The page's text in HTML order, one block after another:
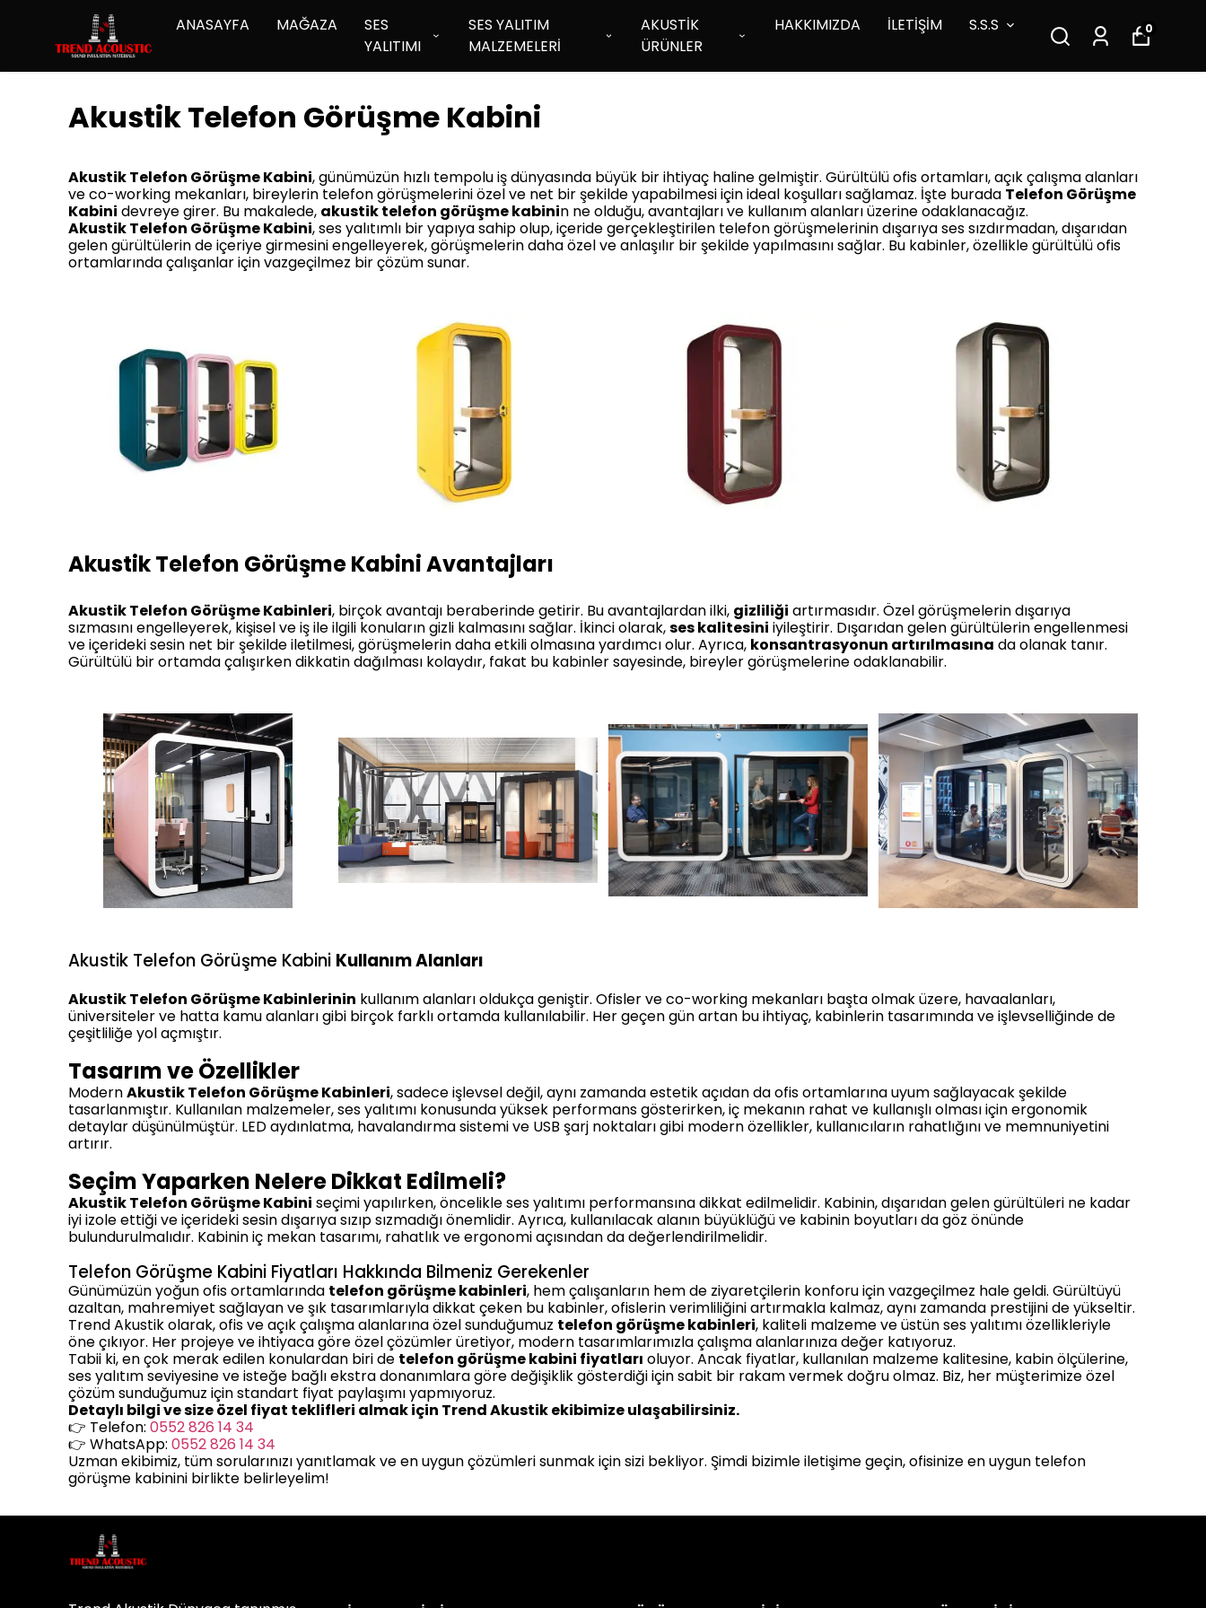
ANASAYFA MAĞAZA
SES
YALITIMI
SES YALITIM
MALZEMELERİ
AKUSTİK
ÜRÜNLER
HAKKIMIZDA İLETİŞİM S.S.S 0
Akustik Telefon Görüşme Kabini
Akustik Telefon Görüşme Kabini, günümüzün hızlı tempolu iş dünyasında büyük bir ihtiyaç haline gelmiştir. Gürültülü ofis ortamları, açık çalışma alanları
ve co-working mekanları, bireylerin telefon görüşmelerini özel ve net bir şekilde yapabilmesi için ideal koşulları sağlamaz. İşte burada Telefon Görüşme
Kabini devreye girer. Bu makalede, akustik telefon görüşme kabinin ne olduğu, avantajları ve kullanım alanları üzerine odaklanacağız.
Akustik Telefon Görüşme Kabini, ses yalıtımlı bir yapıya sahip olup, içeride gerçekleştirilen telefon görüşmelerinin dışarıya ses sızdırmadan, dışarıdan
gelen gürültülerin de içeriye girmesini engelleyerek, görüşmelerin daha özel ve anlaşılır bir şekilde yapılmasını sağlar. Bu kabinler, özellikle gürültülü ofis
ortamlarında çalışanlar için vazgeçilmez bir çözüm sunar.
Akustik Telefon Görüşme Kabini Avantajları
Akustik Telefon Görüşme Kabinleri, birçok avantajı beraberinde getirir. Bu avantajlardan ilki, gizliliği artırmasıdır. Özel görüşmelerin dışarıya
sızmasını engelleyerek, kişisel ve iş ile ilgili konuların gizli kalmasını sağlar. İkinci olarak,ses kalitesini iyileştirir. Dışarıdan gelen gürültülerin engellenmesi
ve içerideki sesin net bir şekilde iletilmesi, görüşmelerin daha etkili olmasına yardımcı olur. Ayrıca, konsantrasyonun artırılmasına da olanak tanır.
Gürültülü bir ortamda çalışırken dikkatin dağılması kolaydır, fakat bu kabinler sayesinde, bireyler görüşmelerine odaklanabilir.
Akustik Telefon Görüşme Kabini Kullanım Alanları
Akustik Telefon Görüşme Kabinlerinin kullanım alanları oldukça geniştir. Ofisler ve co-working mekanları başta olmak üzere, havaalanları,
üniversiteler ve hatta kamu alanları gibi birçok farklı ortamda kullanılabilir. Her geçen gün artan bu ihtiyaç, kabinlerin tasarımında ve işlevselliğinde de
çeşitliliğe yol açmıştır.
Tasarım ve Özellikler
ModernAkustik Telefon Görüşme Kabinleri, sadece işlevsel değil, aynı zamanda estetik açıdan da ofis ortamlarına uyum sağlayacak şekilde
tasarlanmıştır. Kullanılan malzemeler, ses yalıtımı konusunda yüksek performans gösterirken, iç mekanın rahat ve kullanışlı olması için ergonomik
detaylar düşünülmüştür. LED aydınlatma, havalandırma sistemi ve USB şarj noktaları gibi modern özellikler, kullanıcıların rahatlığını ve memnuniyetini
artırır.
Seçim Yaparken Nelere Dikkat Edilmeli?
Akustik Telefon Görüşme Kabini seçimi yapılırken, öncelikle ses yalıtımı performansına dikkat edilmelidir. Kabinin, dışarıdan gelen gürültüleri ne kadar
iyi izole ettiği ve içerideki sesin dışarıya sızıp sızmadığı önemlidir. Ayrıca, kullanılacak alanın büyüklüğü ve kabinin boyutları da göz önünde
bulundurulmalıdır. Kabinin iç mekan tasarımı, rahatlık ve ergonomi açısından da değerlendirilmelidir.
Telefon Görüşme Kabini Fiyatları Hakkında Bilmeniz Gerekenler
Günümüzün yoğun ofis ortamlarında telefon görüşme kabinleri, hem çalışanların hem de ziyaretçilerin konforu için vazgeçilmez hale geldi. Gürültüyü
azaltan, mahremiyet sağlayan ve şık tasarımlarıyla dikkat çeken bu kabinler, ofislerin verimliliğini artırmakla kalmaz, aynı zamanda prestijini de yükseltir.
Trend Akustik olarak, ofis ve açık çalışma alanlarına özel sunduğumuz telefon görüşme kabinleri, kaliteli malzeme ve üstün ses yalıtımı özellikleriyle
öne çıkıyor. Her projeye ve ihtiyaca göre özel çözümler üretiyor, modern tasarımlarımızla çalışma alanlarınıza değer katıyoruz.
Tabii ki, en çok merak edilen konulardan biri de telefon görüşme kabini fiyatları oluyor. Ancak fiyatlar, kullanılan malzeme kalitesine, kabin ölçülerine,
ses yalıtım seviyesine ve isteğe bağlı ekstra donanımlara göre değişiklik gösterdiği için sabit bir rakam vermek doğru olmaz. Biz, her müşterimize özel
çözüm sunduğumuz için standart fiyat paylaşımı yapmıyoruz.
Detaylı bilgi ve size özel fiyat teklifleri almak için Trend Akustik ekibimize ulaşabilirsiniz.
👉 Telefon: 0552 826 14 34
👉 WhatsApp: 0552 826 14 34
Uzman ekibimiz, tüm sorularınızı yanıtlamak ve en uygun çözümleri sunmak için sizi bekliyor. Şimdi bizimle iletişime geçin, ofisinize en uygun telefon
görüşme kabinini birlikte belirleyelim!